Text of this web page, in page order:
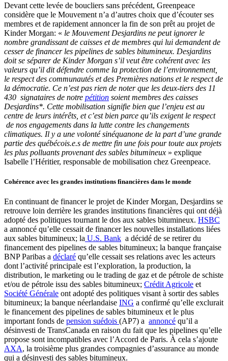
Devant cette levée de boucliers sans précédent, Greenpeace
considère que le Mouvement n’a d’autres choix que d’écouter ses
membres et de rapidement annoncer la fin de son prêt au projet de
Kinder Morgan: « le Mouvement Desjardins ne peut ignorer le
nombre grandissant de caisses et de membres qui lui demandent de
cesser de financer les pipelines de sables bitumineux. Desjardins
doit se séparer de Kinder Morgan s’il veut être cohérent avec les
valeurs qu’il dit défendre comme la protection de l’environnement,
le respect des communautés et des Premières nations et le respect de
la démocratie. Ce n’est pas rien de noter que les deux-tiers des 11
430 signataires de notre pétition soient membres des caisses
Desjardins*. Cette mobilisation signifie bien que l’enjeu est au
centre de leurs intérêts, et c’est bien parce qu’ils exigent le respect
de nos engagements dans la lutte contre les changements
climatiques. Il y a une volonté sinéquanone de la part d’une grande
partie des québécois.e.s de mettre fin une fois pour toute aux projets
les plus polluants provenant des sables bitumineux » explique
Isabelle l’Héritier, responsable de mobilisation chez Greenpeace.
Cohérence avec les grandes institutions financières dans le monde
En continuant de financer le projet de Kinder Morgan, Desjardins se
retrouve loin derrière les grandes institutions financières qui ont déjà
adopté des politiques tournant le dos aux sables bitumineux. HSBC
a annoncé qu’elle cessait de financer les nouvelles installations liées
aux sables bitumineux; la U.S. Bank a décidé de se retirer du
financement des pipelines de sables bitumineux; la banque française
BNP Paribas a déclaré qu’elle cessait ses relations avec les acteurs
dont l’activité principale est l’exploration, la production, la
distribution, le marketing ou le trading de gaz et de pétrole de schiste
et/ou de pétrole issu des sables bitumineux; Crédit Agricole et
Société Générale ont adopté des politiques visant à sortir des sables
bitumineux; la banque néerlandaise ING a confirmé qu’elle exclurait
le financement des pipelines de sables bitumineux et le plus
important fonds de pension suédois (AP7) a annoncé qu’il a
désinvesti de TransCanada en raison du fait que les pipelines qu’elle
propose sont incompatibles avec l’Accord de Paris. À cela s’ajoute
AXA, la troisième plus grandes compagnies d’assurance au monde
qui a désinvesti des sables bitumineux.